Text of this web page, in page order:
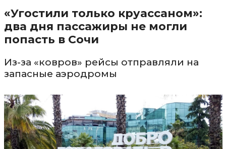
«Угостили только круассаном»:
два дня пассажиры не могли
попасть в Сочи
Из-за «ковров» рейсы отправляли на
запасные аэродромы